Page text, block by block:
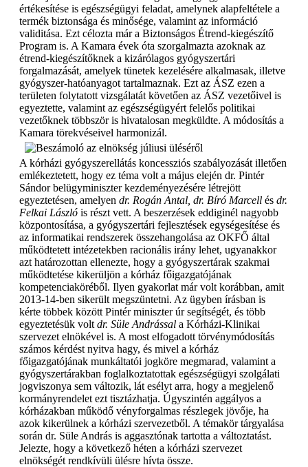
értékesítése is egészségügyi feladat, amelynek alapfeltétele a
termék biztonsága és minősége, valamint az információ
validitása. Ezt célozta már a Biztonságos Étrend-kiegészítő
Program is. A Kamara évek óta szorgalmazta azoknak az
étrend-kiegészítőknek a kizárólagos gyógyszertári
forgalmazását, amelyek tünetek kezelésére alkalmasak, illetve
gyógyszer-hatóanyagot tartalmaznak. Ezt az ÁSZ ezen a
területen folytatott vizsgálatát követően az ÁSZ vezetőivel is
egyeztette, valamint az egészségügyért felelős politikai
vezetőknek többször is hivatalosan megküldte. A módosítás a
Kamara törekvéseivel harmonizál.
A kórházi gyógyszerellátás koncessziós szabályozását illetően
emlékeztetett, hogy ez téma volt a május elején dr. Pintér
Sándor belügyminiszter kezdeményezésére létrejött
egyeztetésen, amelyen dr. Rogán Antal, dr. Bíró Marcell és dr.
Felkai László is részt vett. A beszerzések eddiginél nagyobb
központosítása, a gyógyszertári fejlesztések egységesítése és
az informatikai rendszerek összehangolása az OKFŐ által
működtetett intézetekben racionális irány lehet, ugyanakkor
azt határozottan ellenezte, hogy a gyógyszertárak szakmai
működtetése kikerüljön a kórház főigazgatójának
kompetenciaköréből. Ilyen gyakorlat már volt korábban, amit
2013-14-ben sikerült megszüntetni. Az ügyben írásban is
kérte többek között Pintér miniszter úr segítségét, és több
egyeztetésük volt dr. Süle Andrással a Kórházi-Klinikai
szervezet elnökével is. A most elfogadott törvénymódosítás
számos kérdést nyitva hagy, és mivel a kórház
főigazgatójának munkáltatói jogköre megmarad, valamint a
gyógyszertárakban foglalkoztatottak egészségügyi szolgálati
jogviszonya sem változik, lát esélyt arra, hogy a megjelenő
kormányrendelet ezt tisztázhatja. Úgyszintén aggályos a
kórházakban működő vényforgalmas részlegek jövője, ha
azok kikerülnek a kórházi szervezetből. A témakör tárgyalása
során dr. Süle András is aggasztónak tartotta a változtatást.
Jelezte, hogy a következő héten a kórházi szervezet
elnökségét rendkívüli ülésre hívta össze.